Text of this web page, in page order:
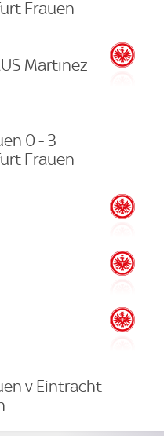
Frauen
Martinez
0 - 3
Frauen
v Eintracht